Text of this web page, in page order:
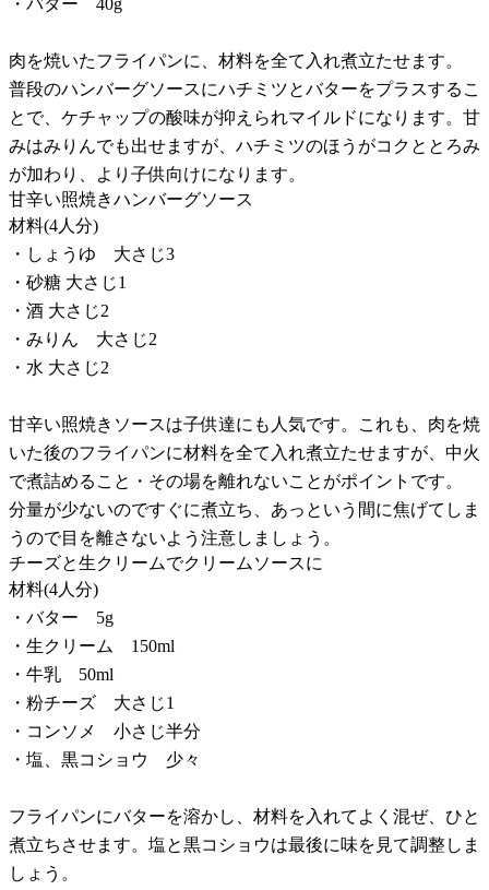
肉を焼いたフライパンに、材料を全て入れ煮立たせます。
普段のハンバーグソースにハチミツとバターをプラスするこ
とで、ケチャップの酸味が抑えられマイルドになります。甘
みはみりんでも出せますが、ハチミツのほうがコクととろみ
が加わり、より子供向けになります。
甘辛い照焼きハンバーグソース
材料(4人分)
・しょうゆ 大さじ3
・砂糖 大さじ1
・酒 大さじ2
・みりん 大さじ2
・水 大さじ2
甘辛い照焼きソースは子供達にも人気です。これも、肉を焼
いた後のフライパンに材料を全て入れ煮立たせますが、中火
で煮詰めること・その場を離れないことがポイントです。
分量が少ないのですぐに煮立ち、あっという間に焦げてしま
うので目を離さないよう注意しましょう。
チーズと生クリームでクリームソースに
材料(4人分)
・バター 5g
・生クリーム 150ml
・牛乳 50ml
・粉チーズ 大さじ1
・コンソメ 小さじ半分
・塩、黒コショウ 少々
フライパンにバターを溶かし、材料を入れてよく混ぜ、ひと
煮立ちさせます。塩と黒コショウは最後に味を見て調整しま
しょう。